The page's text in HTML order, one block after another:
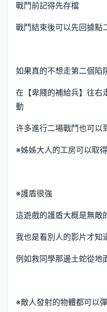
戰鬥前記得先存檔
戰鬥結束後可以先回據點
如果真的不想走第二個陷
在【卑賤的補給兵】往右
動
许多進行二場戰鬥也可以
※姊姊大人的工房可以取
※護盾很強
這遊戲的護盾大概是無敵
我也是看別人的影片才知
例如救同學那邊土蛇從地
※敵人發射的物體都可以